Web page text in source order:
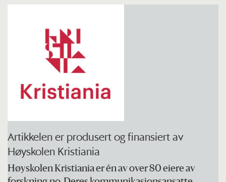
Artikkelen er produsert og finansiert av
Høyskolen Kristiania
Høyskolen Kristiania er én av over 80 eiere av